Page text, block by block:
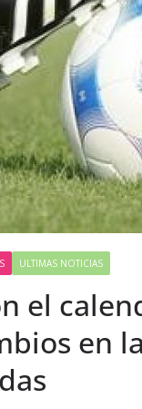
ULTIMAS NOTICIAS
el
en